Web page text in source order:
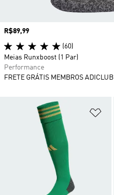
Preço
R$89,99
(60)
Meias Runxboost (1 Par)
Performance
FRETE GRÁTIS MEMBROS ADICLUB